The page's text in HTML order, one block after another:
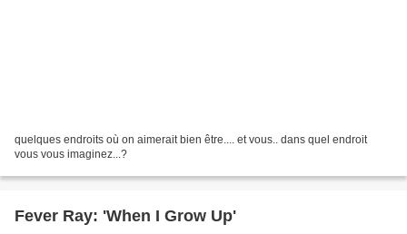
quelques endroits où on aimerait bien être.... et vous.. dans quel endroit
vous vous imaginez...?
Fever Ray: 'When I Grow Up'